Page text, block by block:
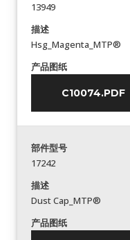
13949
描述
Hsg_Magenta_MTP®
产品图纸
C10074.PDF
部件型号
17242
描述
Dust Cap_MTP®
产品图纸